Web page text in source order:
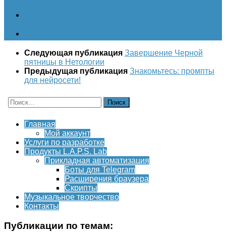
Следующая публикация Завершение Черной
пятницы в Нетологии
Предыдущая публикация Знакомьтесь: промпты
для нейросети!
Найти:
Главная
Мой аккаунт
Услуги по разработке
Продукты L.A.P.S. Lab
Прикладная автоматизация
Боты для Telegram
Расширения браузера
Скрипты
Музыкальное творчество
Контакты
Публикации по темам: